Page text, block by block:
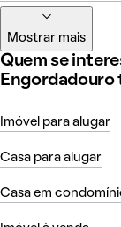
Mostrar mais
Quem se
Imóvel para alugar
Casa para alugar
Casa em